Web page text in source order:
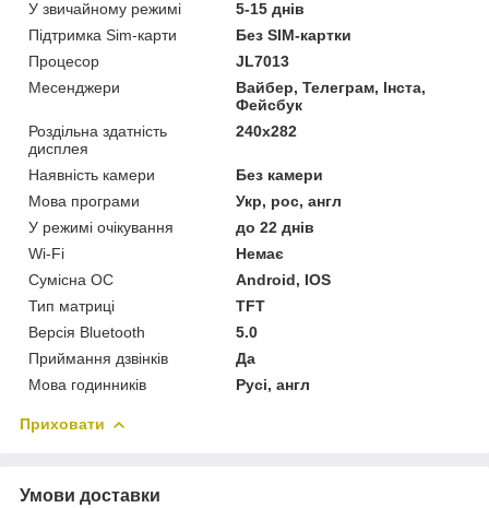
У звичайному режимі
5-15 днів
Підтримка Sim-карти
Без SIM-картки
Процесор
JL7013
Месенджери
Вайбер, Телеграм, Інста,
Фейсбук
Роздільна здатність
дисплея
240х282
Наявність камери
Без камери
Мова програми
Укр, рос, англ
У режимі очікування
до 22 днів
Wi-Fi
Немає
Сумісна ОС
Android, IOS
Тип матриці
TFT
Версія Bluetooth
5.0
Приймання дзвінків
Да
Мова годинників
Русі, англ
Приховати
Умови доставки